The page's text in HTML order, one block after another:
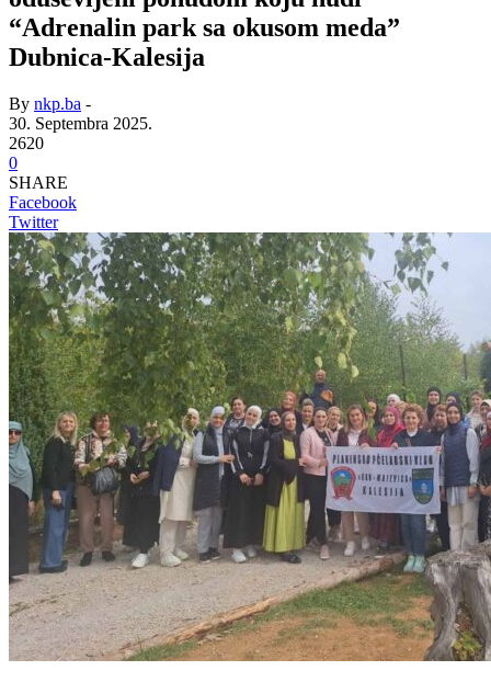
“Adrenalin park sa okusom meda”
Dubnica-Kalesija
By nkp.ba -
30. Septembra 2025.
2620
0
SHARE
Facebook
Twitter